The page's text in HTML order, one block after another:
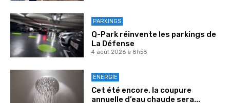
PARKINGS
Q-Park réinvente les parkings de
La Défense
4 août 2026 à 8h58
ENERGIE
Cet été encore, la coupure
annuelle d’eau chaude sera...